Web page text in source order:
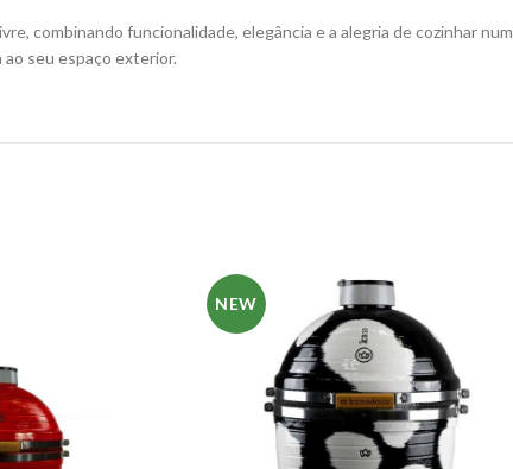
combinando funcionalidade, elegância e a alegria de cozinhar
seu espaço exterior.
NEW